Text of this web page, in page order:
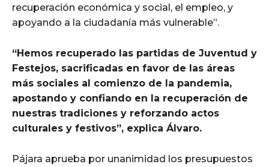
recuperación económica y social, el empleo, y
apoyando a la ciudadanía más vulnerable”.
“Hemos recuperado las partidas de Juventud y
Festejos, sacrificadas en favor de las áreas
más sociales al comienzo de la pandemia,
apostando y confiando en la recuperación de
nuestras tradiciones y reforzando actos
culturales y festivos”, explica Álvaro.
Pájara aprueba por unanimidad los presupuestos